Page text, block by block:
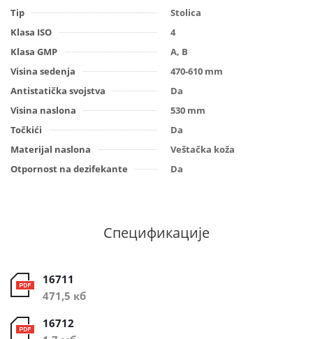
Tip
Stolica
Klasa ISO
4
Klasa GMP
A, B
Visina sedenja
470-610 mm
Antistatička svojstva
Da
Visina naslona
530 mm
Točkići
Da
Materijal naslona
Veštačka koža
Otpornost na dezifekante
Da
Спецификације
16711
471,5 кб
16712